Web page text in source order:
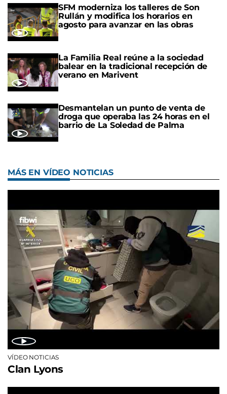
SFM moderniza los talleres de Son
Rullán y modifica los horarios en
agosto para avanzar en las obras
La Familia Real reúne a la sociedad
balear en la tradicional recepción de
verano en Marivent
Desmantelan un punto de venta de
droga que operaba las 24 horas en el
barrio de La Soledad de Palma
MÁS EN VÍDEO NOTICIAS
VÍDEO NOTICIAS
Clan Lyons